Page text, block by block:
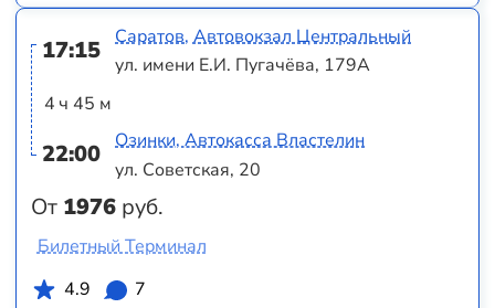
17:15
4 ч 45 м
22:00
От 1976 руб.
Саратов, Автовокзал Центральный
ул. имени Е.И. Пугачёва, 179А
Озинки, Автокасса Властелин
ул. Советская, 20
Билетный Терминал
4.9
7